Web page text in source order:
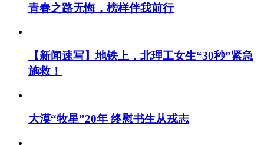
青春之路无悔，榜样伴我前行
【新闻速写】地铁上，北理工女生“30秒”紧急
施救！
大漠“牧星”20年 终慰书生从戎志